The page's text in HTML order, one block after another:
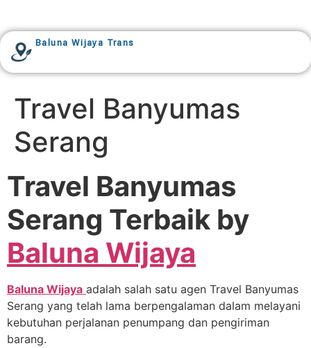
Baluna Wijaya Trans
Travel Banyumas
Serang
Travel Banyumas
Serang Terbaik by
Baluna Wijaya
Baluna Wijaya adalah salah satu agen Travel Banyumas
Serang yang telah lama berpengalaman dalam melayani
kebutuhan perjalanan penumpang dan pengiriman
barang.